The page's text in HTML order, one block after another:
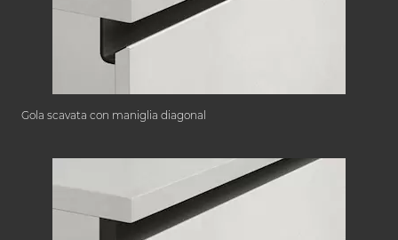
Gola scavata con maniglia diagonal